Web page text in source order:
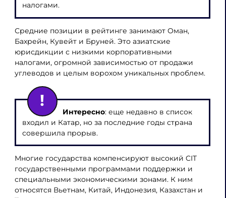
налогами.
Средние позиции в рейтинге занимают Оман,
Бахрейн, Кувейт и Бруней. Это азиатские
юрисдикции с низкими корпоративными
налогами, огромной зависимостью от продажи
углеводов и целым ворохом уникальных проблем.
Интересно: еще недавно в список
входил и Катар, но за последние годы страна
совершила прорыв.
Многие государства компенсируют высокий CIT
государственными программами поддержки и
специальными экономическими зонами. К ним
относятся Вьетнам, Китай, Индонезия, Казахстан и